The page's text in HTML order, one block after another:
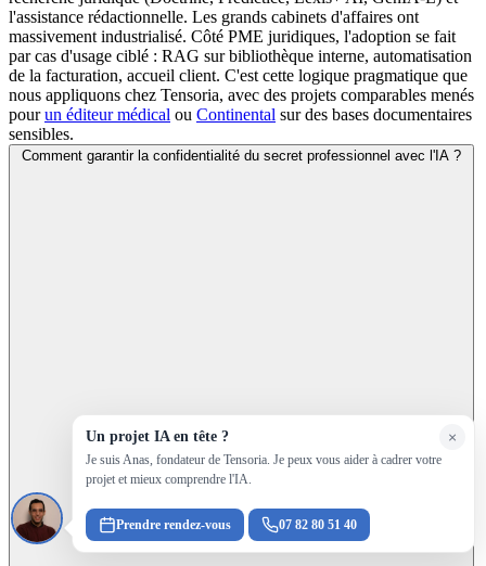
l'assistance rédactionnelle. Les grands cabinets d'affaires ont
massivement industrialisé. Côté PME juridiques, l'adoption se fait
par cas d'usage ciblé : RAG sur bibliothèque interne, automatisation
de la facturation, accueil client. C'est cette logique pragmatique que
nous appliquons chez Tensoria, avec des projets comparables menés
pourun éditeur médical ou Continental sur des bases documentaires
sensibles.
Comment garantir la confidentialité du secret professionnel avec l'IA ?
×
Un projet IA en tête ?
Je suis Anas, fondateur de Tensoria. Je peux vous aider à cadrer votre
projet et mieux comprendre l'IA.
Prendre rendez-vous 07 82 80 51 40